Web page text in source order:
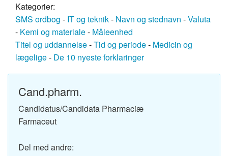
Kategorier:
SMS ordbog - IT og teknik- Navn og stednavn -Valuta
- Kemi og materiale- Måleenhed
Titel og uddannelse-Tid og periode- Medicin og
lægelige- De 10 nyeste forklaringer
Cand.pharm.
Candidatus/Candidata Pharmaciæ
Farmaceut
Del med andre: